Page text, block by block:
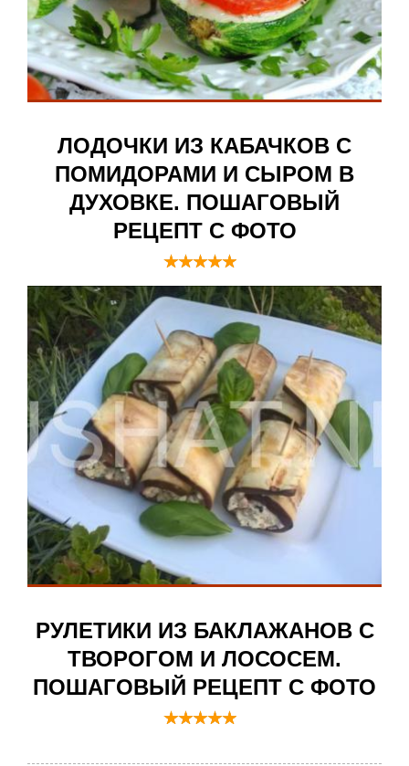
ЛОДОЧКИ ИЗ КАБАЧКОВ С
ПОМИДОРАМИ И СЫРОМ В
ДУХОВКЕ. ПОШАГОВЫЙ
РЕЦЕПТ С ФОТО
РУЛЕТИКИ ИЗ БАКЛАЖАНОВ С
ТВОРОГОМ И ЛОСОСЕМ.
ПОШАГОВЫЙ РЕЦЕПТ С ФОТО